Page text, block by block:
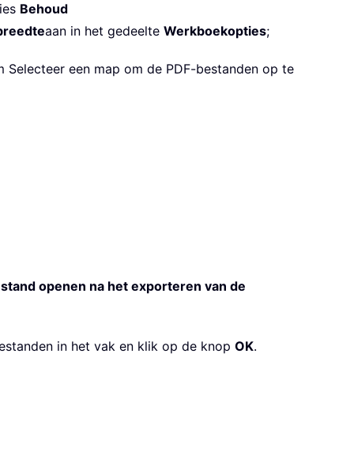
Behoud
aan in het gedeelte Werkboekopties;
Selecteer een map om de PDF-bestanden op te
openen na het exporteren van de
in het vak en klik op de knop OK.